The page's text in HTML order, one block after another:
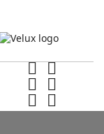
 
 
 